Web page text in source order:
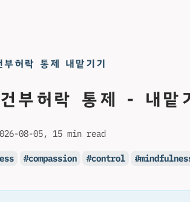
허락 통제 내맡기기
부허락 통제 - 내맡
08-05 15 min read
compassion control